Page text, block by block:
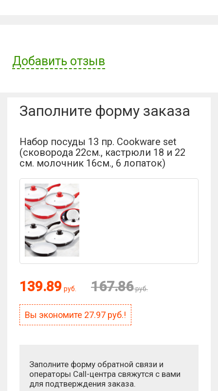
Добавить отзыв
Оценка:
Антиспам:
Сколько будет 7 × 10?
Заполните форму заказа
Набор посуды 13 пр. Cookware set
(сковорода 22см., кастрюли 18 и 22
см. молочник 16см., 6 лопаток)
139.89 руб. 167.86 руб.
Вы экономите 27.97 руб.!
Заполните форму обратной связи и
операторы Call-центра свяжутся с вами
для подтверждения заказа.